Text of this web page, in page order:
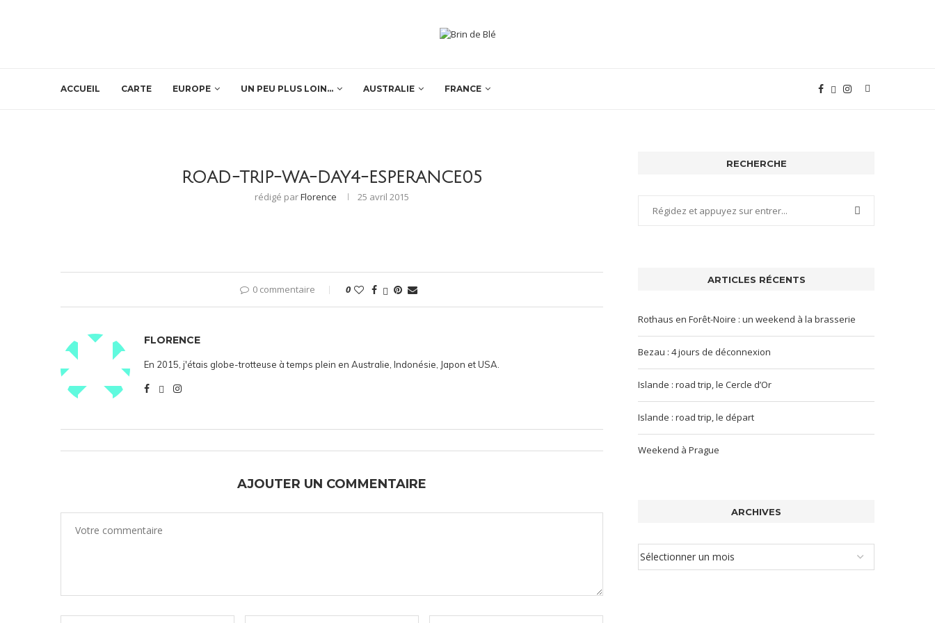
ACCUEIL CARTE EUROPE UN PEU PLUS LOIN… AUSTRALIE FRANCE
ROAD-TRIP-WA-DAY4-ESPERANCE05
rédigé parFlorence 25 avril 2015
0 commentaire 0
FLORENCE
En 2015, j'étais globe-trotteuse à temps plein en Australie, Indonésie, Japon et USA.
AJOUTER UN COMMENTAIRE
RECHERCHE
ARTICLES RÉCENTS
Rothaus en Forêt-Noire : un weekend à la brasserie
Bezau : 4 jours de déconnexion
Islande : road trip, le Cercle d’Or
Islande : road trip, le départ
Weekend à Prague
ARCHIVES